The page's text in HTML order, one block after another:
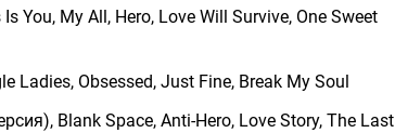
You, My All, Hero, Love Will Survive, One Sweet
Ladies, Obsessed, Just Fine, Break My Soul
Blank Space, Anti-Hero, Love Story, The Last